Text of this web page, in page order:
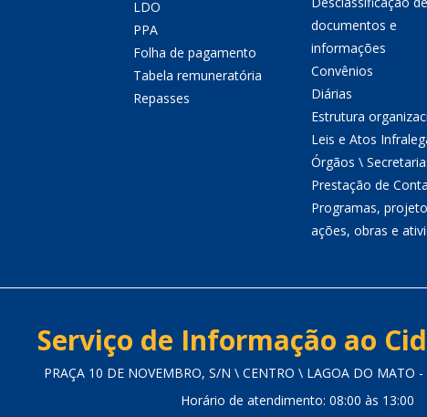
LDO
PPA
Folha de pagamento
Tabela remuneratória
Repasses
documentos e
informações
Convênios
Diárias
Estrutura
Leis e Atos
Órgãos \
Prestação de
Programas,
ações, obras e
Serviço de Informação ao
PRAÇA 10 DE NOVEMBRO, S/N \ CENTRO \ LAGOA DO MATO
Horário de atendimento: 08:00 às 13:00